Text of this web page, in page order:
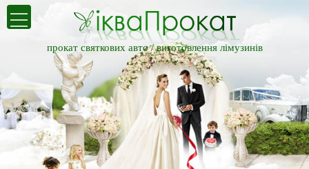
прокат святкових авто /виготовлення лімузинів